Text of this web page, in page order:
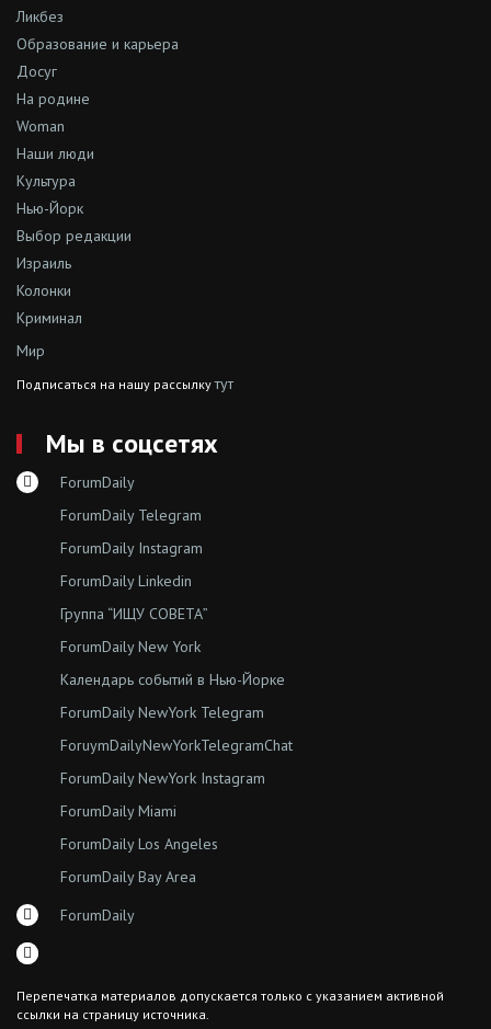
Ликбез
Образование и карьера
Досуг
На родине
Woman
Наши люди
Культура
Нью-Йорк
Выбор редакции
Израиль
Колонки
Криминал
Мир
Подписаться на нашу рассылкутут
Мы в соцсетях
ForumDaily
ForumDaily Telegram
ForumDaily Instagram
ForumDaily Linkedin
Группа “ИЩУ СОВЕТА”
ForumDaily New York
Календарь событий в Нью-Йорке
ForumDaily NewYork Telegram
ForuymDailyNewYorkTelegramChat
ForumDaily NewYork Instagram
ForumDaily Miami
ForumDaily Los Angeles
ForumDaily Bay Area
ForumDaily
Перепечатка материалов допускается только с указанием активной
ссылки на страницу источника.